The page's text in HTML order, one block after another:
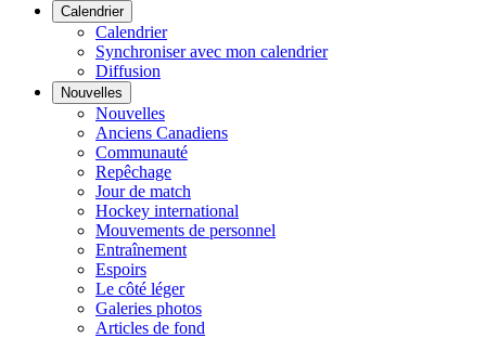
Calendrier
Calendrier
Synchroniser avec mon calendrier
Diffusion
Nouvelles
Nouvelles
Anciens Canadiens
Communauté
Repêchage
Jour de match
Hockey international
Mouvements de personnel
Entraînement
Espoirs
Le côté léger
Galeries photos
Articles de fond